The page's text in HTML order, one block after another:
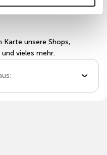
Karte unsere Shops,
vieles mehr.